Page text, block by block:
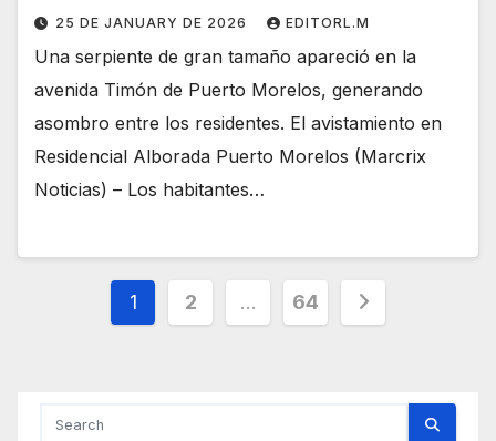
25 DE JANUARY DE 2026 EDITORL.M
Una serpiente de gran tamaño apareció en la
avenida Timón de Puerto Morelos, generando
asombro entre los residentes. El avistamiento en
Residencial Alborada Puerto Morelos (Marcrix
Noticias) – Los habitantes…
Posts
1 2 … 64